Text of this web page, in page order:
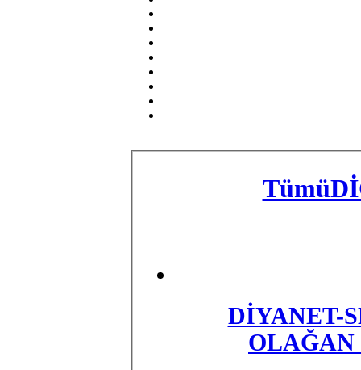
Tümü
​DİYANET-